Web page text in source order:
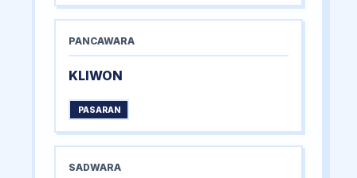
PANCAWARA
KLIWON
PASARAN
SADWARA